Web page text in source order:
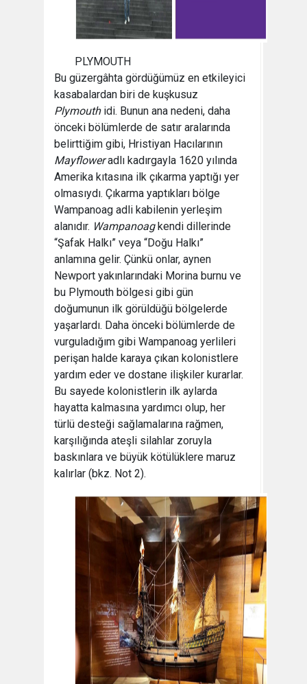
PLYMOUTH
Bu güzergâhta gördüğümüz en etkileyici
kasabalardan biri de kuşkusuz
Plymouthidi. Bunun ana nedeni, daha
önceki bölümlerde de satır aralarında
belirttiğim gibi, Hristiyan Hacılarının
Mayfloweradlı kadırgayla 1620 yılında
Amerika kıtasına ilk çıkarma yaptığı yer
olmasıydı. Çıkarma yaptıkları bölge
Wampanoag adli kabilenin yerleşim
alanıdır. Wampanoagkendi dillerinde
“Şafak Halkı” veya “Doğu Halkı”
anlamına gelir. Çünkü onlar, aynen
Newport yakınlarındaki Morina burnu ve
bu Plymouth bölgesi gibi gün
doğumunun ilk görüldüğü bölgelerde
yaşarlardı. Daha önceki bölümlerde de
vurguladığım gibi Wampanoag yerlileri
perişan halde karaya çıkan kolonistlere
yardım eder ve dostane ilişkiler kurarlar.
Bu sayede kolonistlerin ilk aylarda
hayatta kalmasına yardımcı olup, her
türlü desteği sağlamalarına rağmen,
karşılığında ateşli silahlar zoruyla
baskınlara ve büyük kötülüklere maruz
kalırlar (bkz. Not 2).